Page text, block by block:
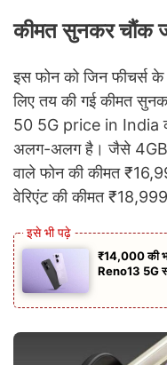
कीमत सुनकर चौंक
इस फोन को जिन फीचर्स
लिए तय की गई कीमत
50 5G price in India
अलग-अलग है। जैसे 4GB
वाले फोन की कीमत
वेरिएंट की कीमत
₹14,000 की
Reno13 5G